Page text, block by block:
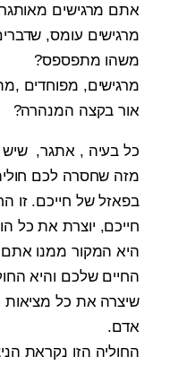
אתם מרגישים
מרגישים עומס,
משהו מתפספס?
מרגישים, מפוחדים
אור בקצה המנהרה?
כל בעיה , אתגר, שיש
מזה שחסרה לכם
בפאזל של חייכם. זו
חייכם, יוצרת את כל
היא המקור ממנו אתם
החיים שלכם והיא
שיצרה את כל מציאות
אדם.
החוליה הזו נקראת